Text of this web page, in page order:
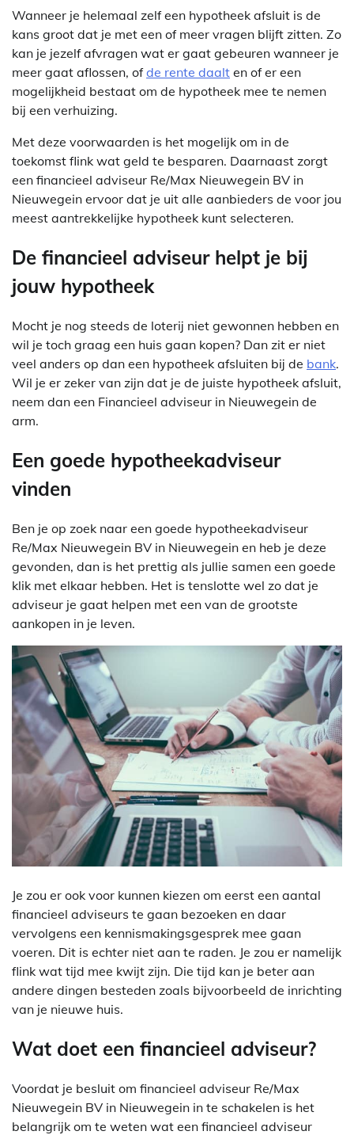
Wanneer je helemaal zelf een hypotheek afsluit is de
kans groot dat je met een of meer vragen blijft zitten. Zo
kan je jezelf afvragen wat er gaat gebeuren wanneer je
meer gaat aflossen, ofde rente daalt en of er een
mogelijkheid bestaat om de hypotheek mee te nemen
bij een verhuizing.
Met deze voorwaarden is het mogelijk om in de
toekomst flink wat geld te besparen. Daarnaast zorgt
een financieel adviseur Re/Max Nieuwegein BV in
Nieuwegein ervoor dat je uit alle aanbieders de voor jou
meest aantrekkelijke hypotheek kunt selecteren.
De financieel adviseur helpt je bij
jouw hypotheek
Mocht je nog steeds de loterij niet gewonnen hebben en
wil je toch graag een huis gaan kopen? Dan zit er niet
veel anders op dan een hypotheek afsluiten bij de bank.
Wil je er zeker van zijn dat je de juiste hypotheek afsluit,
neem dan een Financieel adviseur in Nieuwegein de
arm.
Een goede hypotheekadviseur
vinden
Ben je op zoek naar een goede hypotheekadviseur
Re/Max Nieuwegein BV in Nieuwegein en heb je deze
gevonden, dan is het prettig als jullie samen een goede
klik met elkaar hebben. Het is tenslotte wel zo dat je
adviseur je gaat helpen met een van de grootste
aankopen in je leven.
Je zou er ook voor kunnen kiezen om eerst een aantal
financieel adviseurs te gaan bezoeken en daar
vervolgens een kennismakingsgesprek mee gaan
voeren. Dit is echter niet aan te raden. Je zou er namelijk
flink wat tijd mee kwijt zijn. Die tijd kan je beter aan
andere dingen besteden zoals bijvoorbeeld de inrichting
van je nieuwe huis.
Wat doet een financieel adviseur?
Voordat je besluit om financieel adviseur Re/Max
Nieuwegein BV in Nieuwegein in te schakelen is het
belangrijk om te weten wat een financieel adviseur